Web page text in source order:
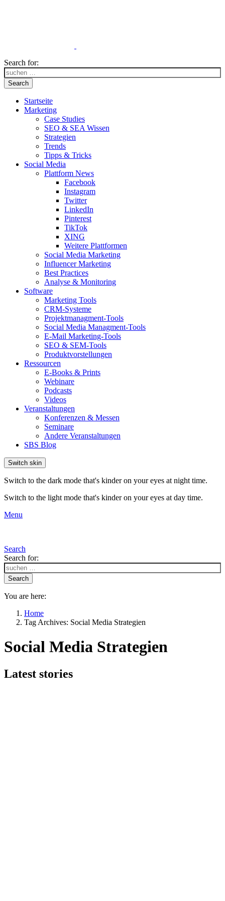
Search for:
Search
Startseite
Marketing
Case Studies
SEO & SEA Wissen
Strategien
Trends
Tipps & Tricks
Social Media
Plattform News
Facebook
Instagram
Twitter
LinkedIn
Pinterest
TikTok
XING
Weitere Plattformen
Social Media Marketing
Influencer Marketing
Best Practices
Analyse & Monitoring
Software
Marketing Tools
CRM-Systeme
Projektmanagment-Tools
Social Media Managment-Tools
E-Mail Marketing-Tools
SEO & SEM-Tools
Produktvorstellungen
Ressourcen
E-Books & Prints
Webinare
Podcasts
Videos
Veranstaltungen
Konferenzen & Messen
Seminare
Andere Veranstaltungen
SBS Blog
Switch skin
Switch to the dark mode that's kinder on your eyes at night time.
Switch to the light mode that's kinder on your eyes at day time.
Menu
Search
Search for:
Search
You are here:
Home
Tag Archives: Social Media Strategien
Social Media Strategien
Latest stories